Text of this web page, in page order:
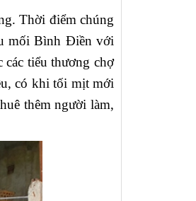
Thời điểm chúng
mối Bình Điền với
tiểu thương chợ
có khi tối mịt mới
thêm người làm,